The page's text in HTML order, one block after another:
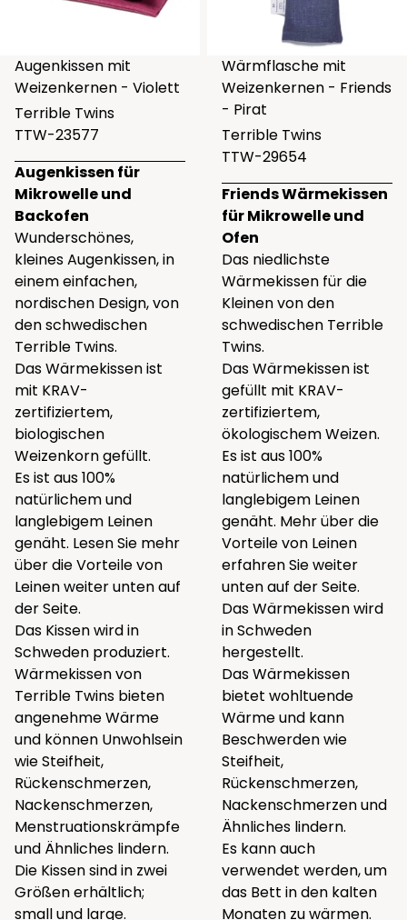
Augenkissen mit
Weizenkernen - Violett
Terrible Twins
TTW-23577
Augenkissen für
Mikrowelle und
Backofen
Wunderschönes,
kleines Augenkissen, in
einem einfachen,
nordischen Design, von
den schwedischen
Terrible Twins.
Das Wärmekissen ist
mit KRAV-
zertifiziertem,
biologischen
Weizenkorn gefüllt.
Es ist aus 100%
natürlichem und
langlebigem Leinen
genäht. Lesen Sie mehr
über die Vorteile von
Leinen weiter unten auf
der Seite.
Das Kissen wird in
Schweden produziert.
Wärmekissen von
Terrible Twins bieten
angenehme Wärme
und können Unwohlsein
wie Steifheit,
Rückenschmerzen,
Nackenschmerzen,
Menstruationskrämpfe
und Ähnliches lindern.
Die Kissen sind in zwei
Größen erhältlich;
small und large.
Wärmflasche mit
Weizenkernen - Friends
- Pirat
Terrible Twins
TTW-29654
Friends Wärmekissen
für Mikrowelle und
Ofen
Das niedlichste
Wärmekissen für die
Kleinen von den
schwedischen Terrible
Twins.
Das Wärmekissen ist
gefüllt mit KRAV-
zertifiziertem,
ökologischem Weizen.
Es ist aus 100%
natürlichem und
langlebigem Leinen
genäht. Mehr über die
Vorteile von Leinen
erfahren Sie weiter
unten auf der Seite.
Das Wärmekissen wird
in Schweden
hergestellt.
Das Wärmekissen
bietet wohltuende
Wärme und kann
Beschwerden wie
Steifheit,
Rückenschmerzen,
Nackenschmerzen und
Ähnliches lindern.
Es kann auch
verwendet werden, um
das Bett in den kalten
Monaten zu wärmen.